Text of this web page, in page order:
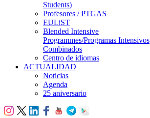
Students)
Profesores / PTGAS
EULiST
Blended Intensive
Programmes/Programas Intensivos
Combinados
Centro de idiomas
ACTUALIDAD
Noticias
Agenda
25 aniversario